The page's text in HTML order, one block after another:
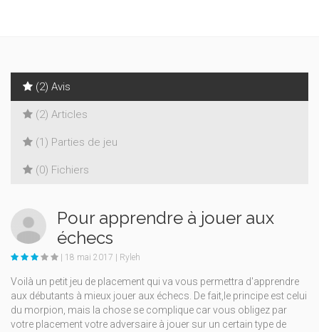
(2) Avis
(2) Articles
(1) Parties de jeu
(0) Fichiers
Pour apprendre à jouer aux
échecs
| 18 mai 2017 | Ryleh
Voilà un petit jeu de placement qui va vous permettra d'apprendre
aux débutants à mieux jouer aux échecs. De fait,le principe est celui
du morpion, mais la chose se complique car vous obligez par
votre placement votre adversaire à jouer sur un certain type de